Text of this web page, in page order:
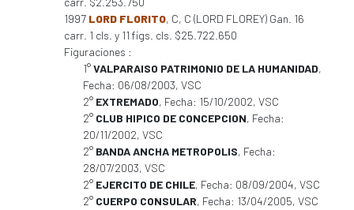
1997 LORD FLORITO, C, C (LORD FLOREY) Gan. 16
carr. 1 cls. y 11 figs. cls. $25.722.650
Figuraciones :
1°VALPARAISO PATRIMONIO DE LA HUMANIDAD,
Fecha: 06/08/2003, VSC
2° EXTREMADO, Fecha: 15/10/2002, VSC
2° CLUB HIPICO DE CONCEPCION, Fecha:
20/11/2002, VSC
2° BANDA ANCHA METROPOLIS, Fecha:
28/07/2003, VSC
2° EJERCITO DE CHILE, Fecha: 08/09/2004, VSC
2° CUERPO CONSULAR, Fecha: 13/04/2005, VSC